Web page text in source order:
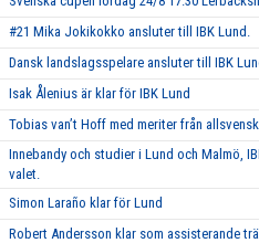
#21 Mika Jokikokko ansluter till IBK Lund.
Dansk landslagsspelare ansluter till IBK
Isak Ålenius är klar för IBK Lund
Tobias van’t Hoff med meriter från
Innebandy och studier i Lund och Malmö,
valet.
Simon Laraño klar för Lund
Robert Andersson klar som assisterande